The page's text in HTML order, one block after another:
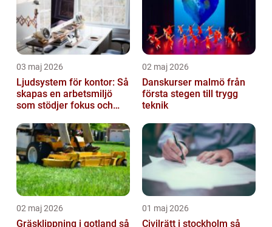
03 maj 2026
Ljudsystem för kontor: Så
skapas en arbetsmiljö
som stödjer fokus och
02 maj 2026
Danskurser malmö från
första stegen till trygg
teknik
02 maj 2026
Gräsklippning i gotland så
01 maj 2026
Civilrätt i stockholm så